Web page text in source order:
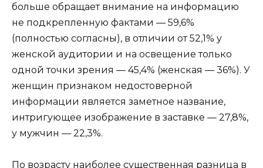
больше обращает внимание на информацию
не подкрепленную фактами — 59,6%
(полностью согласны), в отличии от 52,1% у
женской аудитории и на освещение только
одной точки зрения — 45,4% (женская — 36%). У
женщин признаком недостоверной
информации является заметное название,
интригующее изображение в заставке — 27,8%,
у мужчин — 22,3%.
По возрасту наиболее существенная разница в